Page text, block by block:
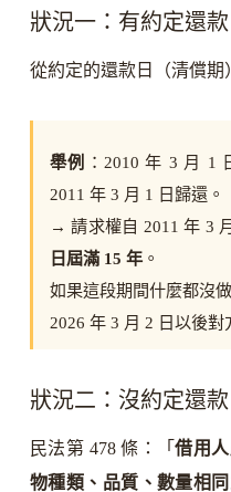
狀況一：有約定還款
從約定的還款日（清償期
舉例
：2010 年 3 月 1
2011 年 3 月 1 日歸還。
→ 請求權自 2011 年 3
日屆滿 15 年 。
如果這段期間什麼都沒
2026 年 3 月 2 日以後對
狀況二：沒約定還
民法第 478 條：「借用
物種類、品質、數量相